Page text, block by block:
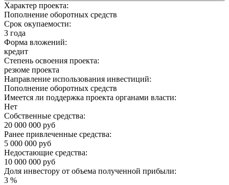
Характер проекта:
Пополнение оборотных средств
Срок окупаемости:
3 года
Форма вложений:
кредит
Степень освоения проекта:
резюме проекта
Направление использования инвестиций:
Пополнение оборотных средств
Имеется ли поддержка проекта органами власти:
Нет
Собственные средства:
20 000 000 руб
Ранее привлеченные средства:
5 000 000 руб
Недостающие средства:
10 000 000 руб
Доля инвестору от объема полученной прибыли:
3 %